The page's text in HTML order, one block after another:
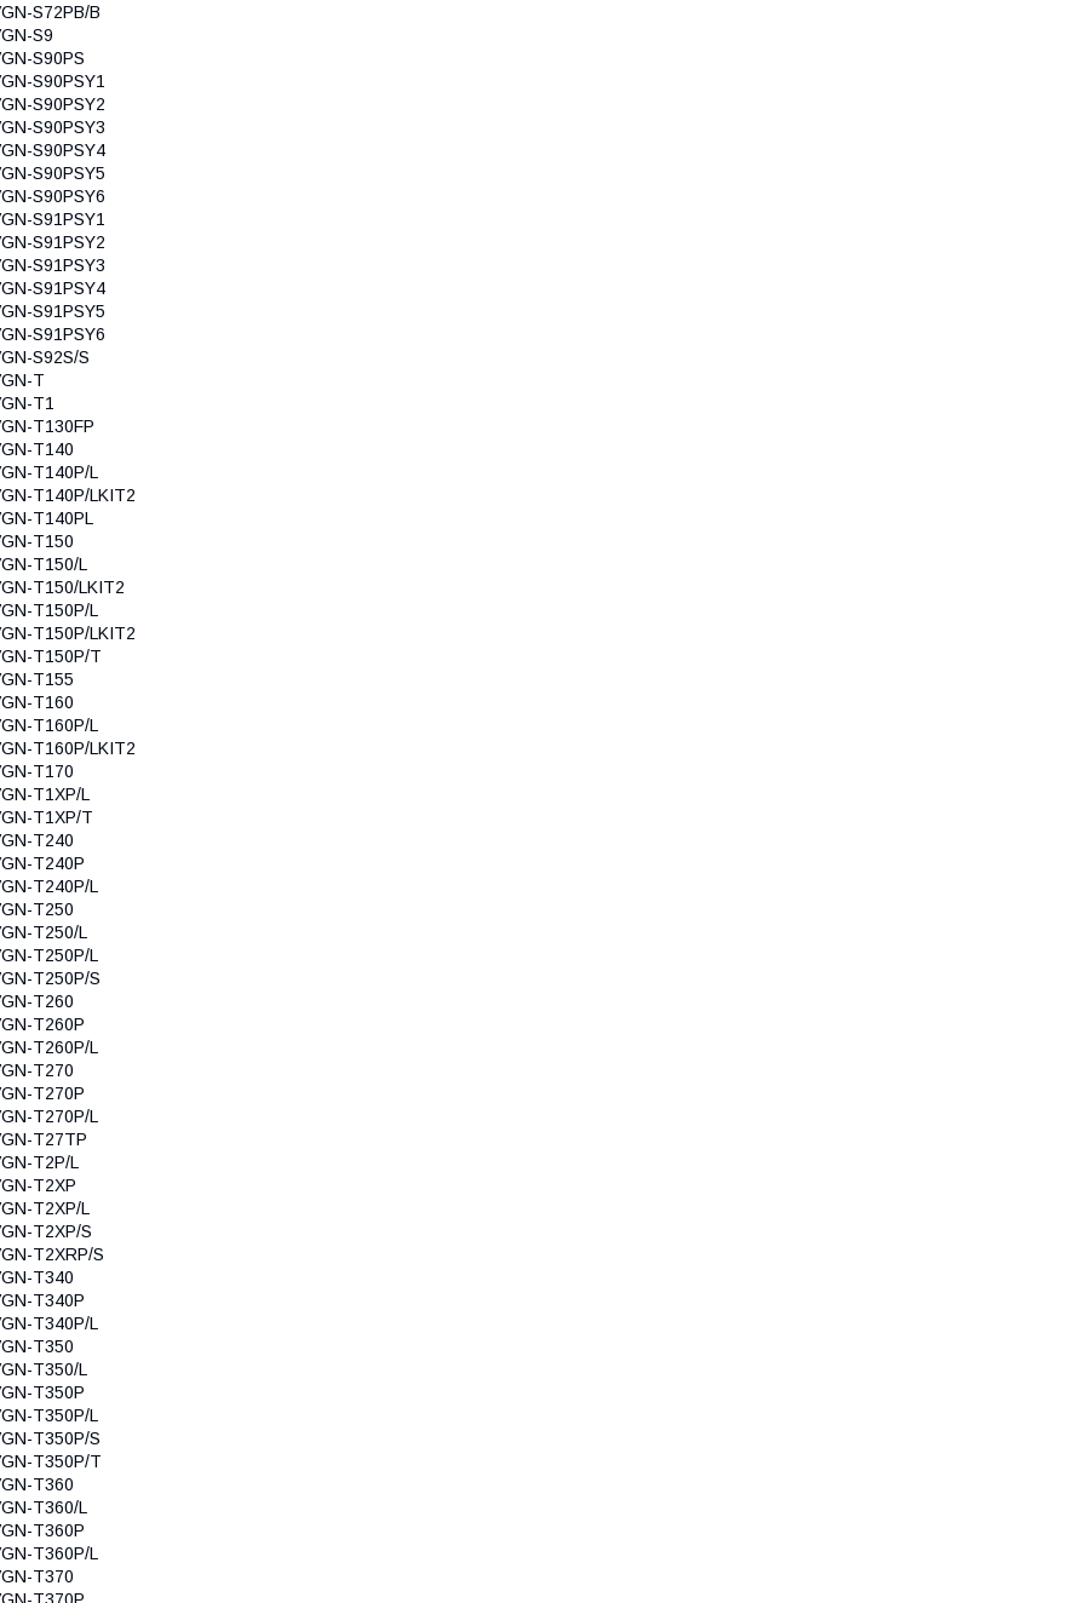
S72PB/B
S9
S90PS
S90PSY1
S90PSY2
S90PSY3
S90PSY4
S90PSY5
S90PSY6
S91PSY1
S91PSY2
S91PSY3
S91PSY4
S91PSY5
S91PSY6
S92S/S
T
T1
T130FP
T140
T140P/L
T140P/LKIT2
T140PL
T150
T150/L
T150/LKIT2
T150P/L
T150P/LKIT2
T150P/T
T155
T160
T160P/L
T160P/LKIT2
T170
T1XP/L
T1XP/T
T240
T240P
T240P/L
T250
T250/L
T250P/L
T250P/S
T260
T260P
T260P/L
T270
T270P
T270P/L
T27TP
T2P/L
T2XP
T2XP/L
T2XP/S
T2XRP/S
T340
T340P
T340P/L
T350
T350/L
T350P
T350P/L
T350P/S
T350P/T
T360
T360/L
T360P
T360P/L
T370
T370P